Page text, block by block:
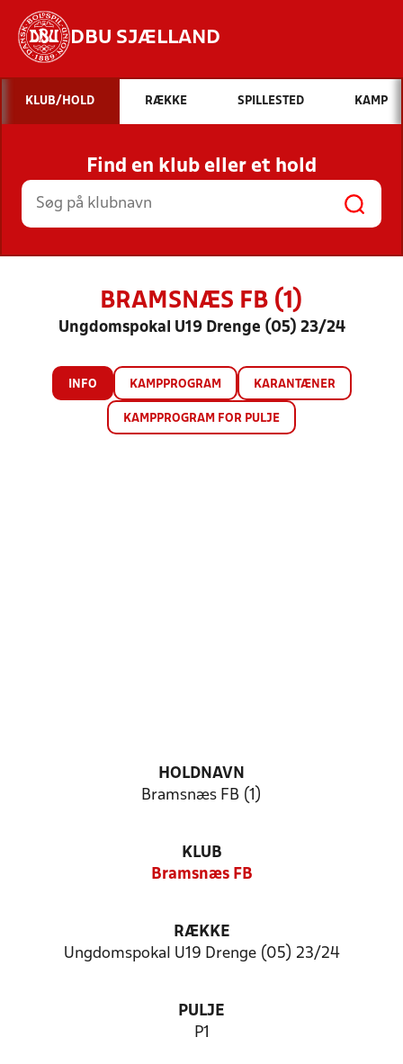
DBU SJÆLLAND
Hvad vil du søge efter?
INDHOLD OG NYHEDER
STILLINGER, RESULTATER, KLUBBER OG
HOLD
KLUB/HOLD RÆKKE SPILLESTED KAMP
Find en klub eller et hold
BRAMSNÆS FB (1)
Ungdomspokal U19 Drenge (05) 23/24
INFO KAMPPROGRAM KARANTÆNER
KAMPPROGRAM FOR PULJE
HOLDNAVN
Bramsnæs FB (1)
KLUB
Bramsnæs FB
RÆKKE
Ungdomspokal U19 Drenge (05) 23/24
PULJE
P1